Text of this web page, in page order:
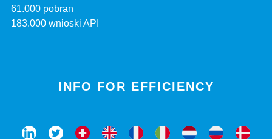
61.000 pobran
183.000 wnioski API
INFO FOR EFFICIENCY